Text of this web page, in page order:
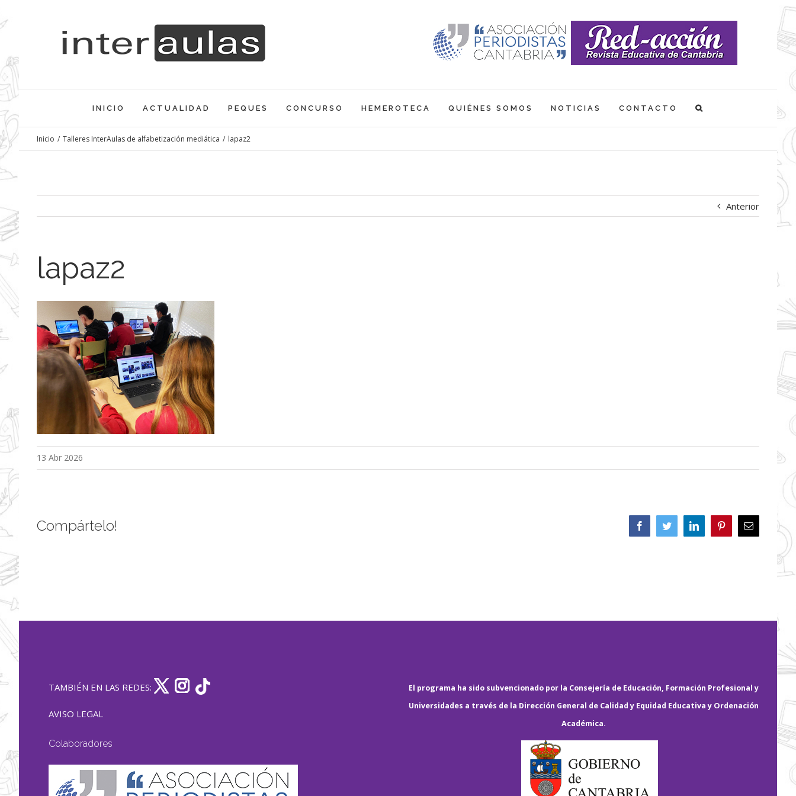
al
INICIO ACTUALIDAD PEQUES CONCURSO HEMEROTECA QUIÉNES SOMOS NOTICIAS CONTACTO
Inicio / Talleres InterAulas de alfabetización mediática / lapaz2
Anterior
lapaz2
13 Abr 2026
Compártelo! FacebookTwitterLinkedIn PinterestCorreo
electrónico
TAMBIÉN EN LAS REDES:
AVISO LEGAL
Colaboradores
El programa ha sido subvencionado por la Consejería de Educación, Formación Profesional y
Universidades a través de la Dirección General de Calidad y Equidad Educativa y Ordenación
Académica.